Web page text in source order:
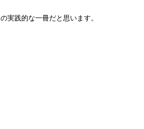
実践的な一冊だと思います。